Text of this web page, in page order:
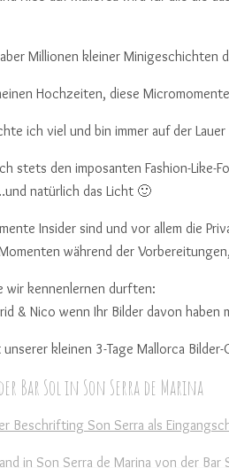
Millionen kleiner
Hochzeiten, diese
ich viel und bin immer auf der
stets den imposanten Fashion-
natürlich das Licht 🙂
Insider sind und vor allem die
während der
wir kennenlernen durften:
& Nico wenn Ihr Bilder davon
kleinen 3-Tage Mallorca Bilder-
Bar Sol in Son Serra de Marina